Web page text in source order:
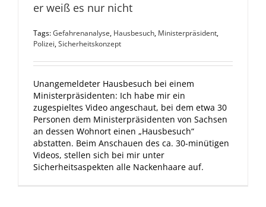
er weiß es nur nicht
Tags:Gefahrenanalyse, Hausbesuch, Ministerpräsident,
Polizei,Sicherheitskonzept
Unangemeldeter Hausbesuch bei einem
Ministerpräsidenten: Ich habe mir ein
zugespieltes Video angeschaut, bei dem etwa 30
Personen dem Ministerpräsidenten von Sachsen
an dessen Wohnort einen „Hausbesuch“
abstatten. Beim Anschauen des ca. 30-minütigen
Videos, stellen sich bei mir unter
Sicherheitsaspekten alle Nackenhaare auf.